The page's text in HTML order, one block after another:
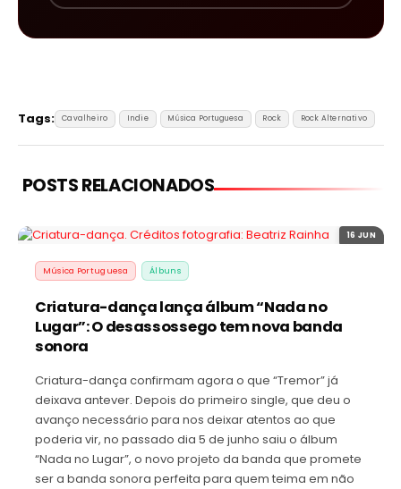
Tags: Cavalheiro Indie Música Portuguesa Rock Rock Alternativo
POSTS RELACIONADOS
16 JUN
Música Portuguesa Álbuns
Criatura-dança lança álbum “Nada no
Lugar”: O desassossego tem nova banda
sonora
Criatura-dança confirmam agora o que “Tremor” já
deixava antever. Depois do primeiro single, que deu o
avanço necessário para nos deixar atentos ao que
poderia vir, no passado dia 5 de junho saiu o álbum
“Nada no Lugar”, o novo projeto da banda que promete
ser a banda sonora perfeita para quem teima em não